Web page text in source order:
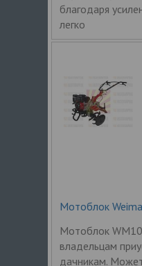
благодаря
легко
Мотоблок
Мотоблок
владельцам
дачникам.